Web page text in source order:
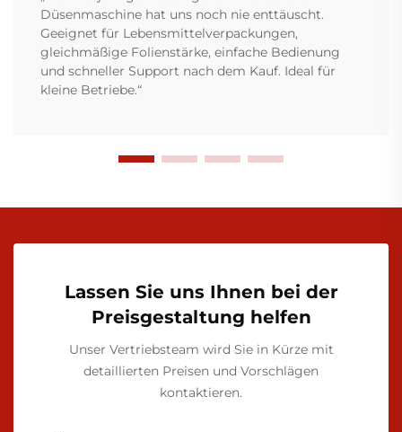
Düsenmaschine hat uns noch nie enttäuscht.
Geeignet für Lebensmittelverpackungen,
gleichmäßige Folienstärke, einfache Bedienung
und schneller Support nach dem Kauf. Ideal für
kleine Betriebe.“
Lassen Sie uns Ihnen bei der
Preisgestaltung helfen
Unser Vertriebsteam wird Sie in Kürze mit
detaillierten Preisen und Vorschlägen
kontaktieren.